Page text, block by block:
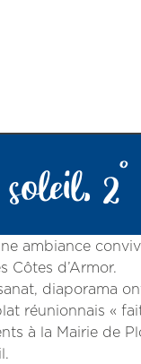
soleil,
ambiance
Côtes d’Armor.
diaporama
réunionnais «
à la Mairie de